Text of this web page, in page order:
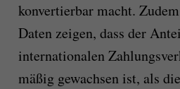
konvertierbar macht.
Daten zeigen, dass der
internationalen
mäßig gewachsen ist, als